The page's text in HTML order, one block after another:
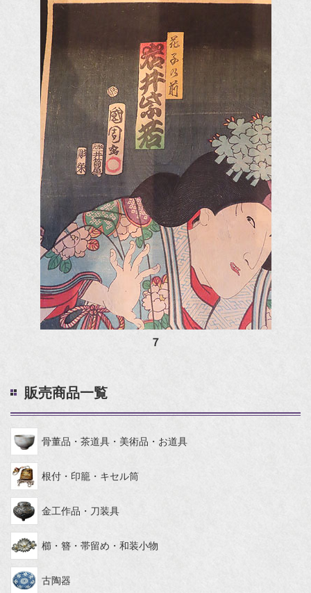
７
販売商品一覧
骨董品・茶道具・美術品・お道具
根付・印籠・キセル筒
金工作品・刀装具
櫛・簪・帯留め・和装小物
古陶器